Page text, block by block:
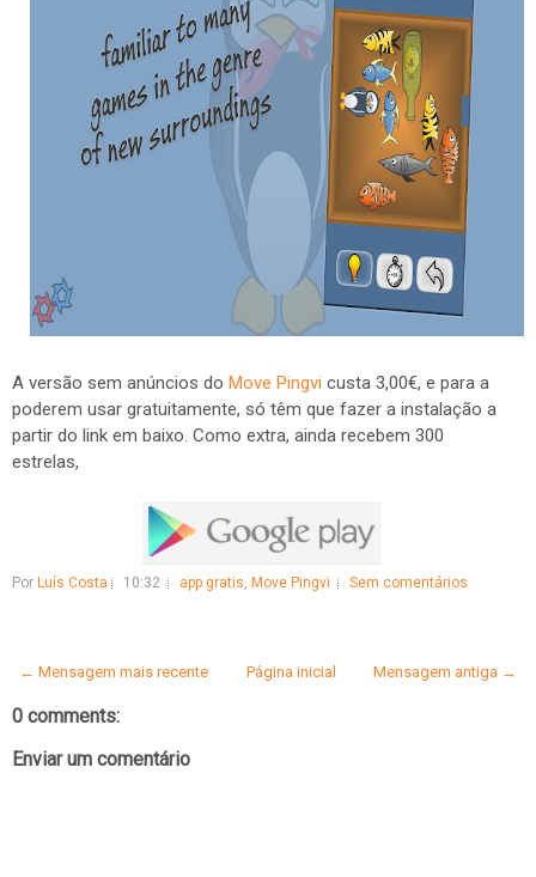
A versão sem anúncios do Move Pingvi custa 3,00€, e para a
poderem usar gratuitamente, só têm que fazer a instalação a
partir do link em baixo. Como extra, ainda recebem 300
estrelas,
Por Luís Costa 10:32 app gratis, Move Pingvi Sem comentários
← Mensagem mais recente Mensagem antiga →
Página inicial
0 comments:
Enviar um comentário